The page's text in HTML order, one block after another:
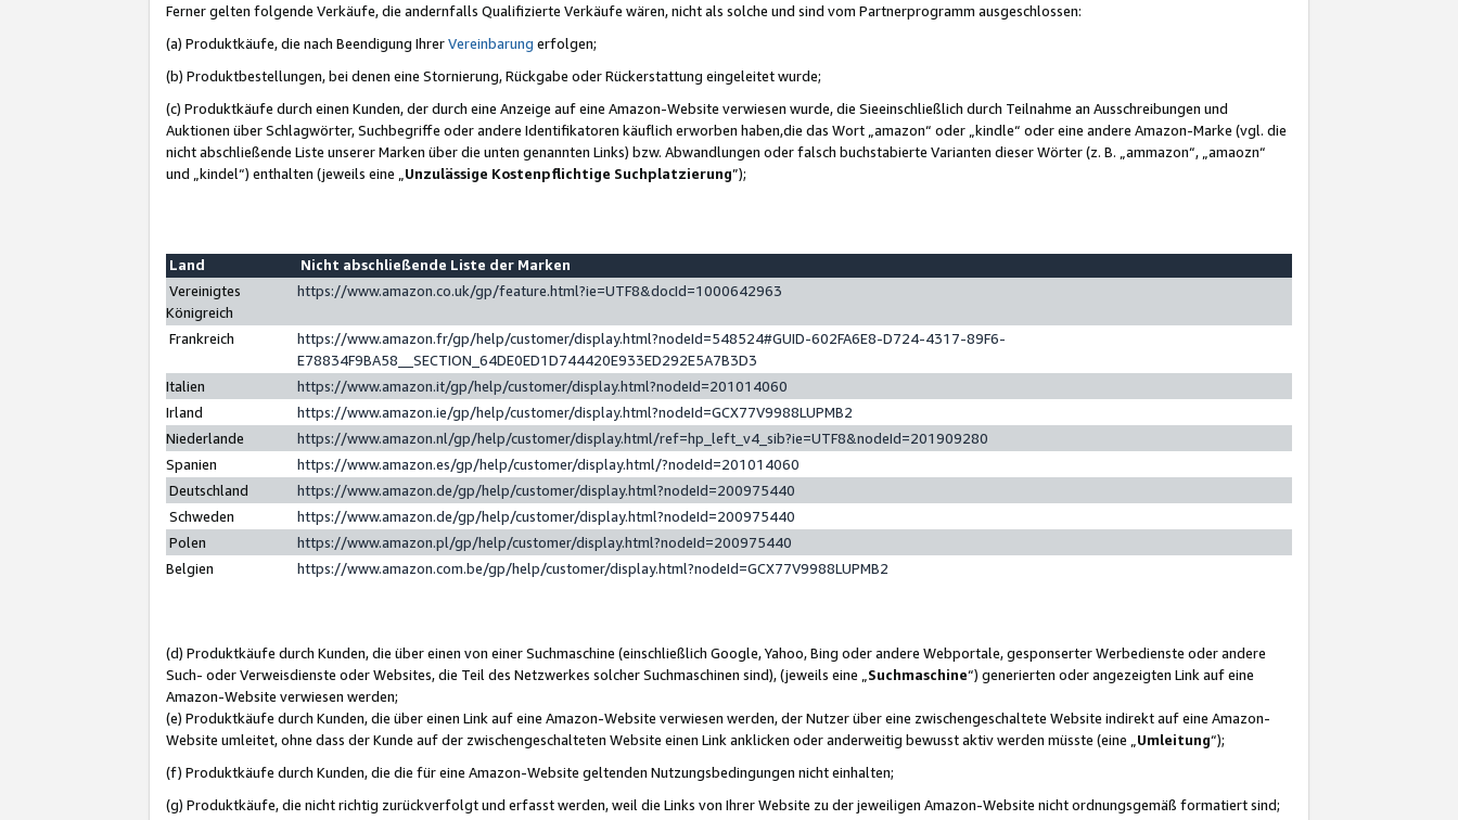
Ferner gelten folgende Verkäufe, die andernfalls Qualifizierte Verkäufe wären, nicht als solche und sind vom Partnerprogramm ausgeschlossen:
(a) Produktkäufe, die nach Beendigung IhrerVereinbarung erfolgen;
(b) Produktbestellungen, bei denen eine Stornierung, Rückgabe oder Rückerstattung eingeleitet wurde;
(c) Produktkäufe durch einen Kunden, der durch eine Anzeige auf eine Amazon-Website verwiesen wurde, die Sieeinschließlich durch Teilnahme an Ausschreibungen und
Auktionen über Schlagwörter, Suchbegriffe oder andere Identifikatoren käuflich erworben haben,die das Wort „amazon“ oder „kindle“ oder eine andere Amazon-Marke (vgl. die
nicht abschließende Liste unserer Marken über die unten genannten Links) bzw. Abwandlungen oder falsch buchstabierte Varianten dieser Wörter (z. B. „ammazon“, „amaozn“
und „kindel“) enthalten (jeweils eine „ Unzulässige Kostenpflichtige Suchplatzierung”);
Land
Nicht abschließende Liste der Marken
Vereinigtes
Königreich
https://www.amazon.co.uk/gp/feature.html?ie=UTF8&docId=1000642963
Frankreich
https://www.amazon.fr/gp/help/customer/display.html?nodeId=548524#GUID-602FA6E8-D724-4317-89F6-
E78834F9BA58__SECTION_64DE0ED1D744420E933ED292E5A7B3D3
Italien
https://www.amazon.it/gp/help/customer/display.html?nodeId=201014060
Irland
https://www.amazon.ie/gp/help/customer/display.html?nodeId=GCX77V9988LUPMB2
Niederlande
https://www.amazon.nl/gp/help/customer/display.html/ref=hp_left_v4_sib?ie=UTF8&nodeId=201909280
Spanien
https://www.amazon.es/gp/help/customer/display.html/?nodeId=201014060
Deutschland
https://www.amazon.de/gp/help/customer/display.html?nodeId=200975440
Schweden
https://www.amazon.de/gp/help/customer/display.html?nodeId=200975440
Polen
https://www.amazon.pl/gp/help/customer/display.html?nodeId=200975440
Belgien
https://www.amazon.com.be/gp/help/customer/display.html?nodeId=GCX77V9988LUPMB2
(d) Produktkäufe durch Kunden, die über einen von einer Suchmaschine (einschließlich Google, Yahoo, Bing oder andere Webportale, gesponserter Werbedienste oder andere
Such- oder Verweisdienste oder Websites, die Teil des Netzwerkes solcher Suchmaschinen sind), (jeweils eine „ Suchmaschine“) generierten oder angezeigten Link auf eine
Amazon-Website verwiesen werden;
(e) Produktkäufe durch Kunden, die über einen Link auf eine Amazon-Website verwiesen werden, der Nutzer über eine zwischengeschaltete Website indirekt auf eine Amazon-
Website umleitet, ohne dass der Kunde auf der zwischengeschalteten Website einen Link anklicken oder anderweitig bewusst aktiv werden müsste (eine „ Umleitung“);
(f) Produktkäufe durch Kunden, die die für eine Amazon-Website geltenden Nutzungsbedingungen nicht einhalten;
(g) Produktkäufe, die nicht richtig zurückverfolgt und erfasst werden, weil die Links von Ihrer Website zu der jeweiligen Amazon-Website nicht ordnungsgemäß formatiert sind;